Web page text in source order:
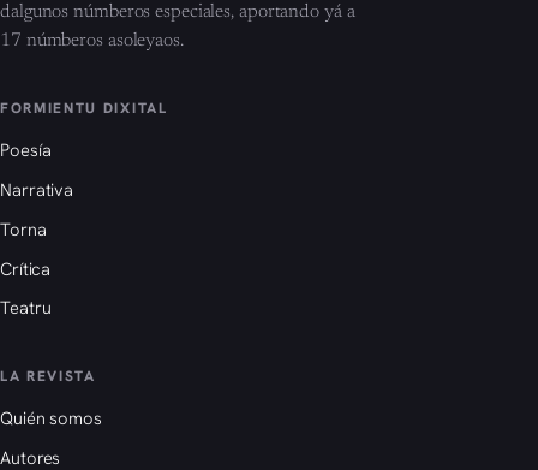
dalgunos númberos especiales, aportando yá a
17 númberos asoleyaos.
FORMIENTU DIXITAL
Poesía
Narrativa
Torna
Crítica
Teatru
LA REVISTA
Quién somos
Autores